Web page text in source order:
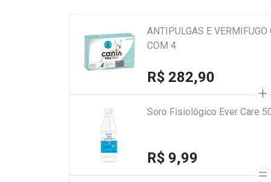
ANTIPULGAS E
COM 4
R$ 282,90
Soro Fisiológico Ever Care
R$ 9,99